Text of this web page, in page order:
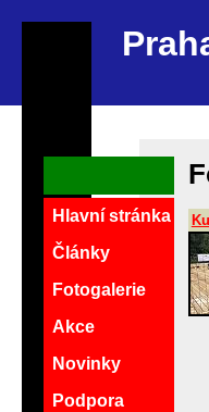
Hlavní stránka
Články
Fotogalerie
Akce
Novinky
Podpora